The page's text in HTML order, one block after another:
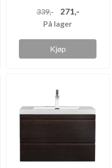
339,- 271,-
På lager
Kjøp